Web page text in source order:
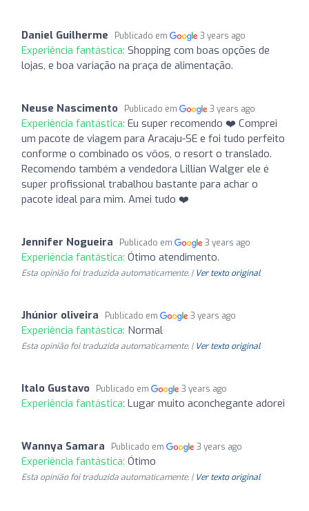
Daniel Guilherme Publicado em 3 years ago
Experiência fantástica: Shopping com boas opções de
lojas, e boa variação na praça de alimentação.
Neuse Nascimento Publicado em 3 years ago
Experiência fantástica: Eu super recomendo ❤️ Comprei
um pacote de viagem para Aracaju-SE e foi tudo perfeito
conforme o combinado os vôos, o resort o translado.
Recomendo também a vendedora Lillian Walger ele é
super profissional trabalhou bastante para achar o
pacote ideal para mim. Amei tudo ❤️
Jennifer Nogueira Publicado em 3 years ago
Experiência fantástica: Ótimo atendimento.
Esta opinião foi traduzida automaticamente. | Ver texto original
Jhúnior oliveira Publicado em 3 years ago
Experiência fantástica: Normal
Esta opinião foi traduzida automaticamente. | Ver texto original
Italo Gustavo Publicado em 3 years ago
Experiência fantástica: Lugar muito aconchegante adorei
Wannya Samara Publicado em 3 years ago
Experiência fantástica: Ótimo
Esta opinião foi traduzida automaticamente. | Ver texto original